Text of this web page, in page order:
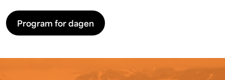
Program for dagen